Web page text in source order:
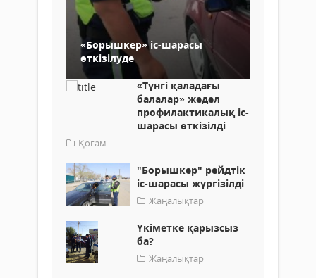
«Борышкер» іс-шарасы
өткізілуде
«Түнгі қаладағы
балалар» жедел
профилактикалық іс-
шарасы өткізілді
Қоғам
"Борышкер" рейдтік
іс-шарасы жүргізілді
Жаңалықтар
Үкіметке қарызсыз
ба?
Жаңалықтар